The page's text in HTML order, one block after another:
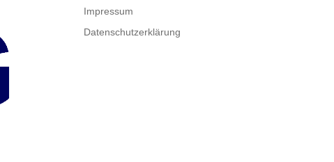
Impressum
Datenschutzerklärung